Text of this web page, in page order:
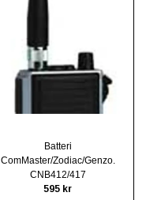
Batteri
ComMaster/Zodiac/Genzo.
CNB412/417
595 kr